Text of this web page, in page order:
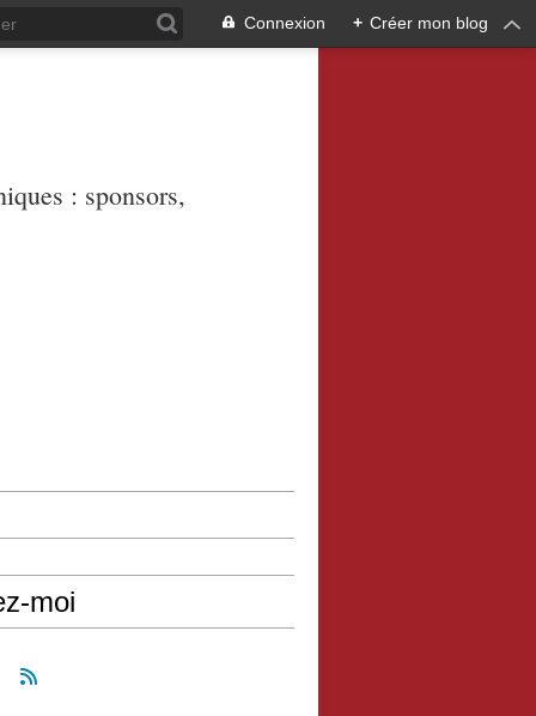
Connexion + Créer mon blog
: sponsors,
moi